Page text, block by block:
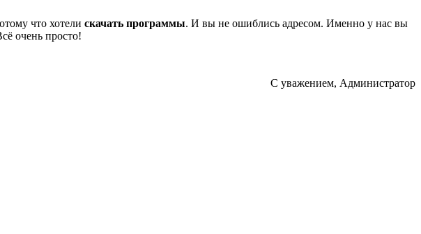
что хотели скачать программы. И вы не ошиблись адресом. Именно у нас вы
очень просто!
С уважением, Администратор